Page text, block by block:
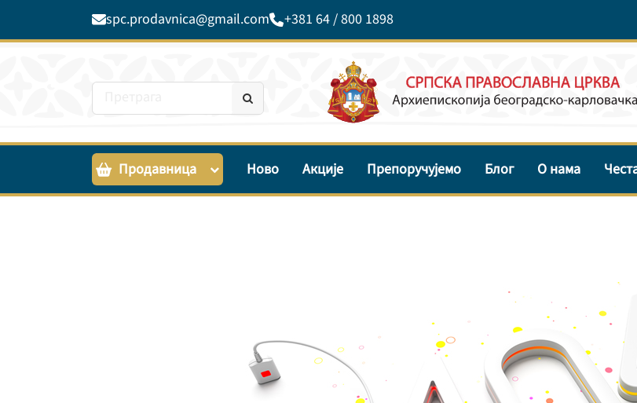
spc.prodavnica@gmail.com +381 64 / 800 1898
Продавница Ново Акције Препоручујемо Блог О нама